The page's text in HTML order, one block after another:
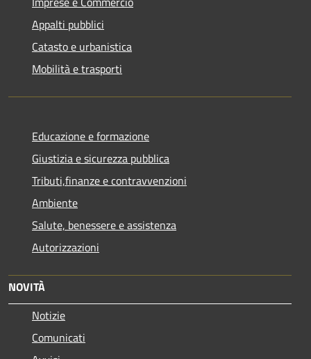
Appalti pubblici
Catasto e urbanistica
Mobilità e trasporti
Educazione e formazione
Giustizia e sicurezza pubblica
Tributi,finanze e contravvenzioni
Ambiente
Salute, benessere e assistenza
Autorizzazioni
NOVITÀ
Notizie
Comunicati